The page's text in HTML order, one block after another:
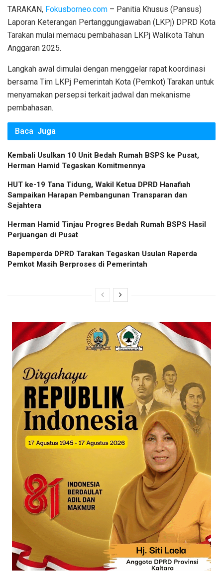
​TARAKAN, Fokusborneo.com – Panitia Khusus (Pansus)
Laporan Keterangan Pertanggungjawaban (LKPj) DPRD Kota
Tarakan mulai memacu pembahasan LKPj Walikota Tahun
Anggaran 2025.
Langkah awal dimulai dengan menggelar rapat koordinasi
bersama Tim LKPj Pemerintah Kota (Pemkot) Tarakan untuk
menyamakan persepsi terkait jadwal dan mekanisme
pembahasan.
Baca Juga
Kembali Usulkan 10 Unit Bedah Rumah BSPS ke Pusat,
Herman Hamid Tegaskan Komitmennya
HUT ke-19 Tana Tidung, Wakil Ketua DPRD Hanafiah
Sampaikan Harapan Pembangunan Transparan dan
Sejahtera
Herman Hamid Tinjau Progres Bedah Rumah BSPS Hasil
Perjuangan di Pusat
Bapemperda DPRD Tarakan Tegaskan Usulan Raperda
Pemkot Masih Berproses di Pemerintah